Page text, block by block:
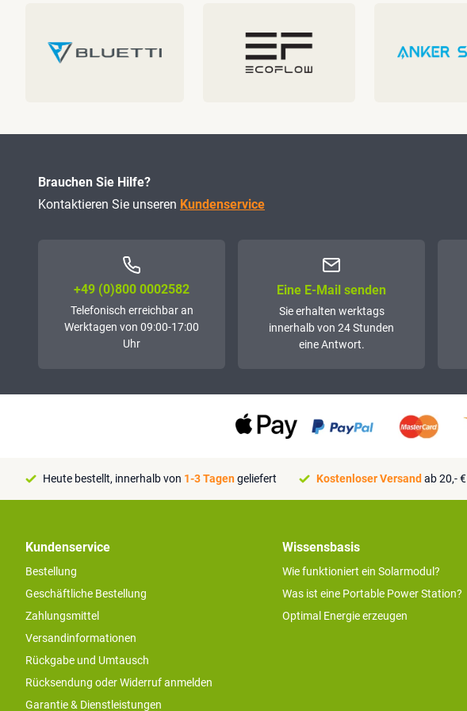
Brauchen Sie Hilfe?
Kontaktieren Sie unseren Kundenservice
+49 (0)800 0002582
Telefonisch erreichbar an
Werktagen von 09:00-17:00
Uhr
Eine E-Mail senden
Sie erhalten werktags
innerhalb von 24 Stunden
eine Antwort.
Heute bestellt, innerhalb von 1-3 Tagengeliefert Kostenloser Versand ab 20,- €
Kundenservice
Bestellung
Geschäftliche Bestellung
Zahlungsmittel
Versandinformationen
Rückgabe und Umtausch
Rücksendung oder Widerruf anmelden
Garantie & Dienstleistungen
Wissensbasis
Wie funktioniert ein Solarmodul?
Was ist eine Portable Power Station?
Optimal Energie erzeugen